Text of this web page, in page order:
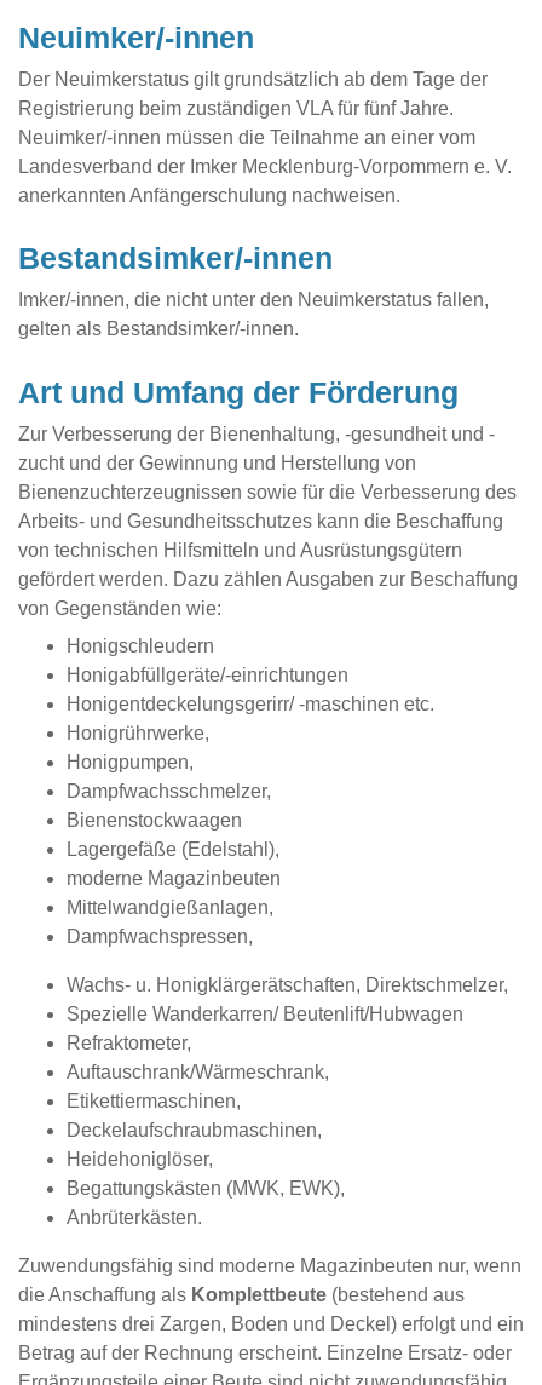
Neuimker/-innen
Der Neuimkerstatus gilt grundsätzlich ab dem Tage der
Registrierung beim zuständigen VLA für fünf Jahre.
Neuimker/-innen müssen die Teilnahme an einer vom
Landesverband der Imker Mecklenburg-Vorpommern e. V.
anerkannten Anfängerschulung nachweisen.
Bestandsimker/-innen
Imker/-innen, die nicht unter den Neuimkerstatus fallen,
gelten als Bestandsimker/-innen.
Art und Umfang der Förderung
Zur Verbesserung der Bienenhaltung, -gesundheit und -
zucht und der Gewinnung und Herstellung von
Bienenzuchterzeugnissen sowie für die Verbesserung des
Arbeits- und Gesundheitsschutzes kann die Beschaffung
von technischen Hilfsmitteln und Ausrüstungsgütern
gefördert werden. Dazu zählen Ausgaben zur Beschaffung
von Gegenständen wie:
Honigschleudern
Honigabfüllgeräte/-einrichtungen
Honigentdeckelungsgerirr/ -maschinen etc.
Honigrührwerke,
Honigpumpen,
Dampfwachsschmelzer,
Bienenstockwaagen
Lagergefäße (Edelstahl),
moderne Magazinbeuten
Mittelwandgießanlagen,
Dampfwachspressen,
Wachs- u. Honigklärgerätschaften, Direktschmelzer,
Spezielle Wanderkarren/ Beutenlift/Hubwagen
Refraktometer,
Auftauschrank/Wärmeschrank,
Etikettiermaschinen,
Deckelaufschraubmaschinen,
Heidehoniglöser,
Begattungskästen (MWK, EWK),
Anbrüterkästen.
Zuwendungsfähig sind moderne Magazinbeuten nur, wenn
die Anschaffung als Komplettbeute (bestehend aus
mindestens drei Zargen, Boden und Deckel) erfolgt und ein
Betrag auf der Rechnung erscheint. Einzelne Ersatz- oder